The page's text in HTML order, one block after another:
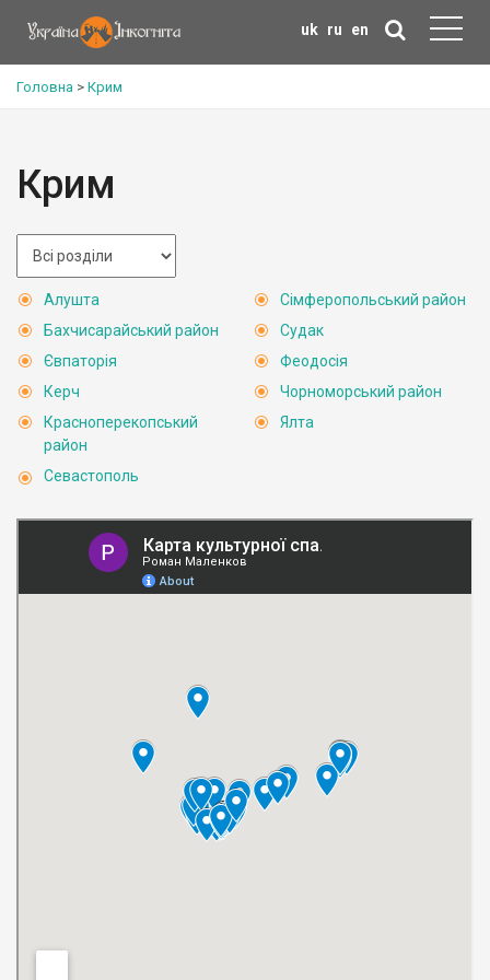
uk ru en
Головна > Крим
Крим
Алушта
Бахчисарайський район
Євпаторія
Керч
Красноперекопський
район
Севастополь
Сімферопольський район
Судак
Феодосія
Чорноморський район
Ялта